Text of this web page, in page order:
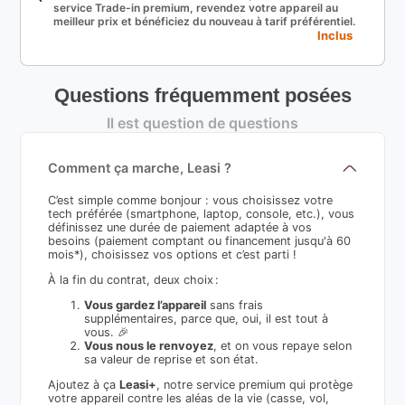
service Trade-in premium, revendez votre appareil au
meilleur prix et bénéficiez du nouveau à tarif préférentiel.
Inclus
Questions fréquemment posées
Il est question de questions
Comment ça marche, Leasi ?
C’est simple comme bonjour : vous choisissez votre
tech préférée (smartphone, laptop, console, etc.), vous
définissez une durée de paiement adaptée à vos
besoins (paiement comptant ou financement jusqu'à 60
mois*), choisissez vos options et c’est parti !
À la fin du contrat, deux choix :
Vous gardez l’appareil sans frais
supplémentaires, parce que, oui, il est tout à
vous. 🎉
Vous nous le renvoyez, et on vous repaye selon
sa valeur de reprise et son état.
Ajoutez à çaLeasi+, notre service premium qui protège
votre appareil contre les aléas de la vie (casse, vol,